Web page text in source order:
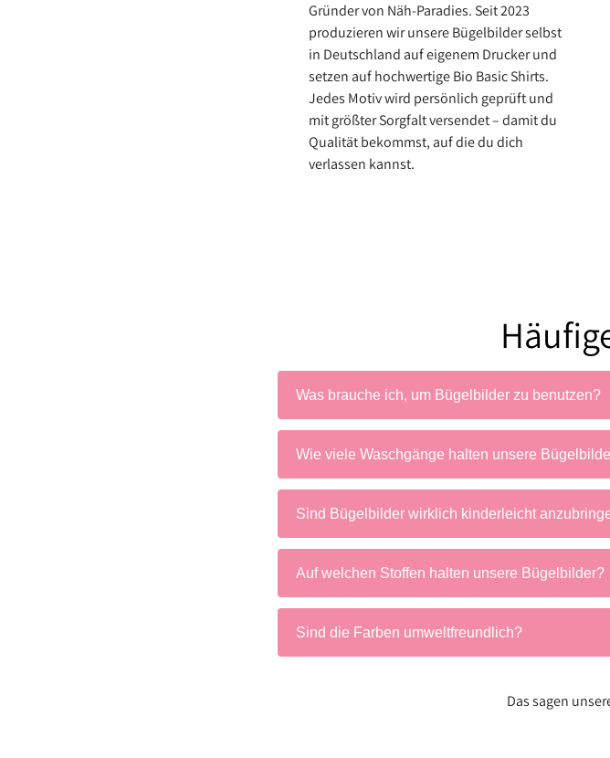
Gründer von Näh-Paradies. Seit 2023
produzieren wir unsere Bügelbilder selbst
in Deutschland auf eigenem Drucker und
setzen auf hochwertige Bio Basic Shirts.
Jedes Motiv wird persönlich geprüft und
mit größter Sorgfalt versendet – damit du
Qualität bekommst, auf die du dich
verlassen kannst.
Was brauche ich, um Bügelbilder zu benutzen?
Wie viele Waschgänge halten unsere
Sind Bügelbilder wirklich kinderleicht
Auf welchen Stoffen halten unsere Bügelbilder?
Sind die Farben umweltfreundlich?
Das sagen